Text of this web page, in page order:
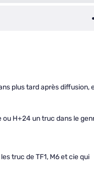
plus tard après diffusion,
ou H+24 un truc dans le
truc de TF1, M6 et cie qui